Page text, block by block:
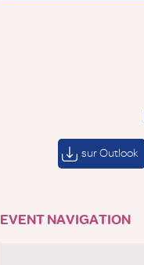
sur Outlook
EVENT NAVIGATION